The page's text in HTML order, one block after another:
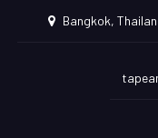
Bangkok,